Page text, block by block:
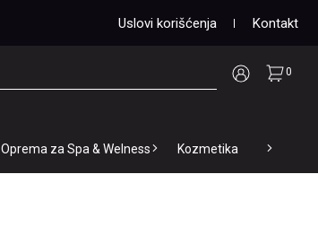
Uslovi korišćenja Kontakt
0
Oprema za Spa & Welness Kozmetika